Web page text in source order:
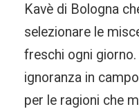
Kavè di Bologna
selezionare le
freschi ogni
ignoranza in
per le ragioni che